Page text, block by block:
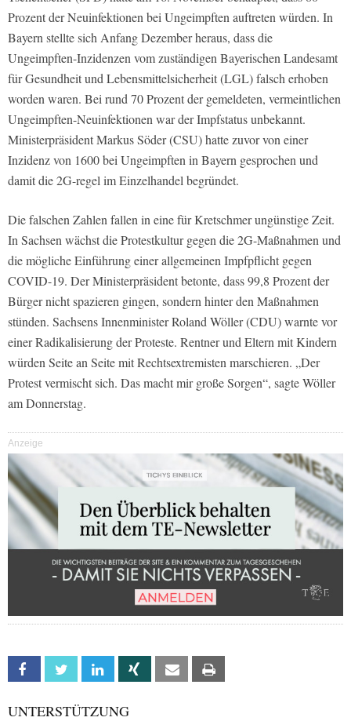
Prozent der Neuinfektionen bei Ungeimpften auftreten würden. In
Bayern stellte sich Anfang Dezember heraus, dass die
Ungeimpften-Inzidenzen vom zuständigen Bayerischen Landesamt
für Gesundheit und Lebensmittelsicherheit (LGL) falsch erhoben
worden waren. Bei rund 70 Prozent der gemeldeten, vermeintlichen
Ungeimpften-Neuinfektionen war der Impfstatus unbekannt.
Ministerpräsident Markus Söder (CSU) hatte zuvor von einer
Inzidenz von 1600 bei Ungeimpften in Bayern gesprochen und
damit die 2G-regel im Einzelhandel begründet.
Die falschen Zahlen fallen in eine für Kretschmer ungünstige Zeit.
In Sachsen wächst die Protestkultur gegen die 2G-Maßnahmen und
die mögliche Einführung einer allgemeinen Impfpflicht gegen
COVID-19. Der Ministerpräsident betonte, dass 99,8 Prozent der
Bürger nicht spazieren gingen, sondern hinter den Maßnahmen
stünden. Sachsens Innenminister Roland Wöller (CDU) warnte vor
einer Radikalisierung der Proteste. Rentner und Eltern mit Kindern
würden Seite an Seite mit Rechtsextremisten marschieren. „Der
Protest vermischt sich. Das macht mir große Sorgen“, sagte Wöller
am Donnerstag.
Anzeige
Facebook Twitter Linkedin Xing Email
UNTERSTÜTZUNG